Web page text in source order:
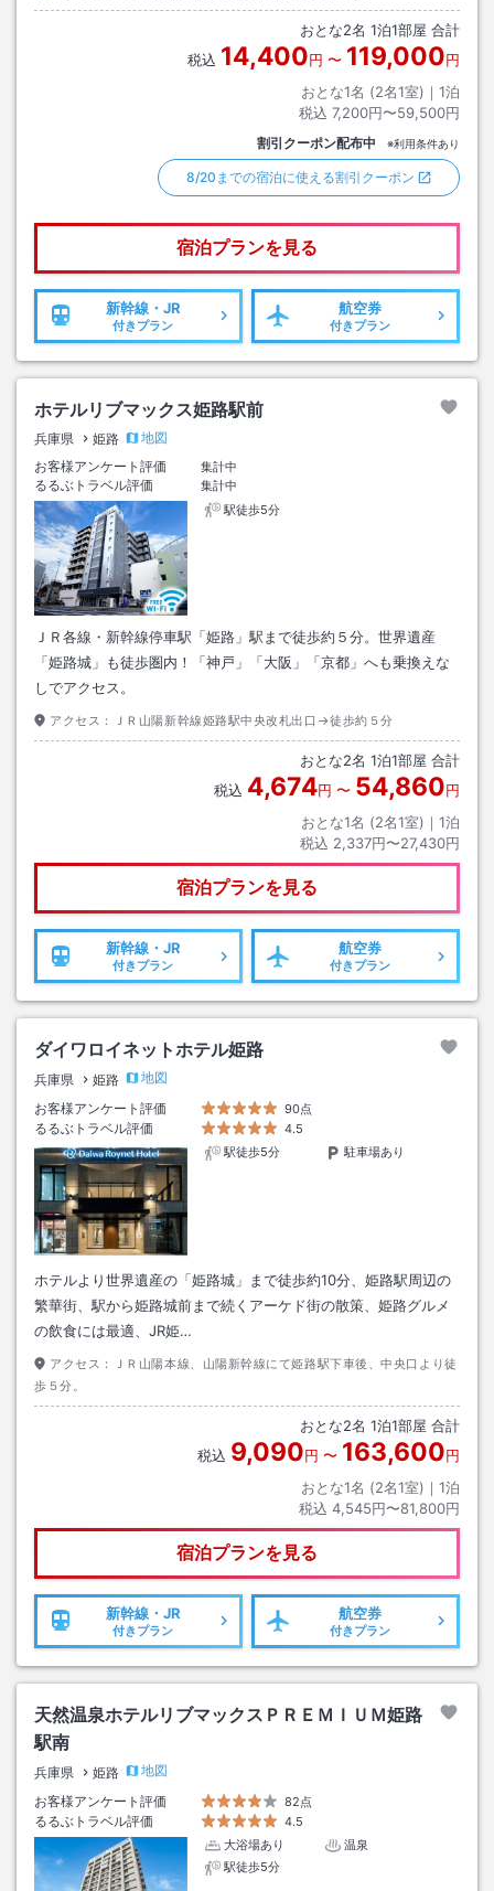
おとな2名 1泊1部屋 合計
税込 14,400円 〜 119,000円
おとな1名 (2名1室)｜ 1泊
税込 7,200円〜59,500円
割引クーポン配布中 ※利用条件あり
8/20までの宿泊に使える割引クーポン
宿泊プランを見る
新幹線・JR
付きプラン
航空券
付きプラン
ホテルリブマックス姫路駅前
兵庫県 姫路
地図
お客様アンケート評価
集計中
るるぶトラベル評価
集計中
駅徒歩5分
ＪＲ各線・新幹線停車駅「姫路」駅まで徒歩約５分。世界遺産
「姫路城」も徒歩圏内！「神戸」「大阪」「京都」へも乗換えな
しでアクセス。
アクセス： ＪＲ山陽新幹線姫路駅中央改札出口→徒歩約５分
おとな2名 1泊1部屋 合計
税込 4,674円 〜 54,860円
おとな1名 (2名1室)｜ 1泊
税込 2,337円〜27,430円
宿泊プランを見る
新幹線・JR
付きプラン
航空券
付きプラン
ダイワロイネットホテル姫路
兵庫県 姫路
地図
お客様アンケート評価
90点
るるぶトラベル評価
4.5
駅徒歩5分
駐車場あり
ホテルより世界遺産の「姫路城」まで徒歩約10分、姫路駅周辺の
繁華街、駅から姫路城前まで続くアーケド街の散策、姫路グルメ
の飲食には最適、JR姫…
アクセス：
ＪＲ山陽本線、山陽新幹線にて姫路駅下車後、中央口より徒
歩５分。
おとな2名 1泊1部屋 合計
税込 9,090円 〜 163,600円
おとな1名 (2名1室)｜ 1泊
税込 4,545円〜81,800円
宿泊プランを見る
新幹線・JR
付きプラン
航空券
付きプラン
天然温泉ホテルリブマックスＰＲＥＭＩＵＭ姫路
駅南
兵庫県 姫路
地図
お客様アンケート評価
82点
るるぶトラベル評価
4.5
大浴場あり
温泉
駅徒歩5分